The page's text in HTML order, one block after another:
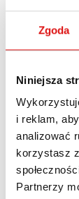
Zgoda
Niniejsza
i reklam,
analizować
korzystasz
Partnerzy
Kierunek
chcą
swojej
Studia są